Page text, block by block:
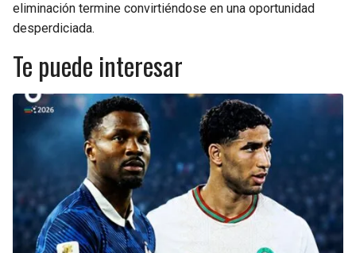
eliminación termine convirtiéndose en una oportunidad
desperdiciada.
Te puede interesar